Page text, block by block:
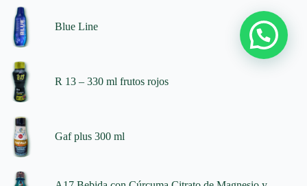
Blue Line
R 13 – 330 ml frutos rojos
Gaf plus 300 ml